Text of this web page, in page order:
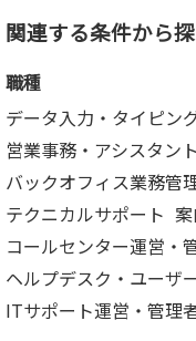
関連する条件から
職種
データ入力・タイピン
営業事務・アシスタント
バックオフィス業務管
テクニカルサポート
コールセンター運営・
ヘルプデスク・ユーザ
ITサポート運営・管理